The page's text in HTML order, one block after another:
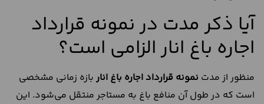
آیا ذکر مدت در نمونه قرارداد
اجاره باغ انار الزامی است؟
منظور از مدت نمونه قرارداد اجاره باغ انار بازه زمانی مشخصی
است که در طول آن منافع باغ به مستاجر منتقل می‌شود. این